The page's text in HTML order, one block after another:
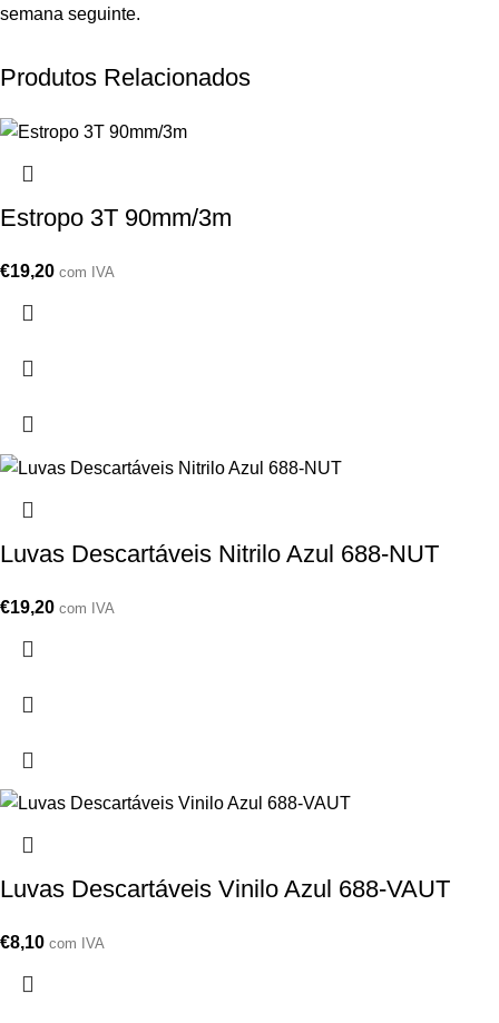
semana seguinte.
Produtos Relacionados
Estropo 3T 90mm/3m
€19,20 com IVA
Luvas Descartáveis Nitrilo Azul 688-NUT
€19,20 com IVA
Luvas Descartáveis Vinilo Azul 688-VAUT
€8,10 com IVA